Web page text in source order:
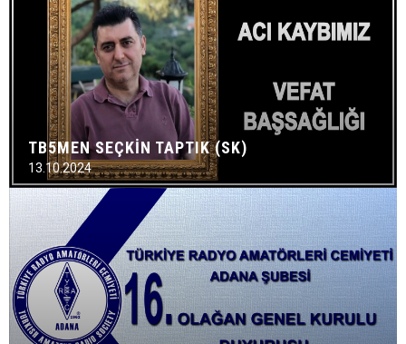
TB5MEN SEÇKİN TAPTIK (SK)
13.10.2024